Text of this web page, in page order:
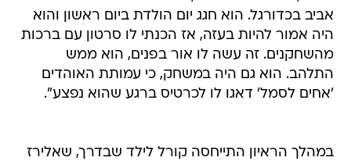
אביב בכדורגל. הוא חגג יום הולדת ביום ראשון והוא
היה אמור להיות בעזה, אז הכנתי לו סרטון עם ברכות
מהשחקנים. זה עשה לו אור בפנים, הוא ממש
התלהב. הוא גם היה במשחק, כי עמותת האוהדים
'אחים לסמל' דאגו לו לכרטיס ברגע שהוא נפצע".
במהלך הראיון התייחסה קורל לילד שבדרך, שאלירז